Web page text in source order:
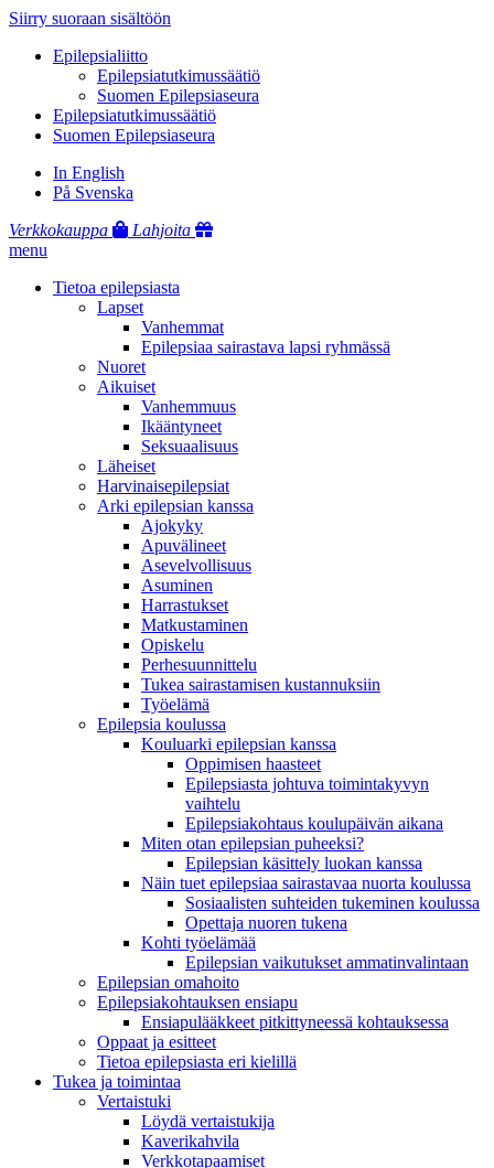
Siirry suoraan sisältöön
Epilepsialiitto
Epilepsiatutkimussäätiö
Suomen Epilepsiaseura
Epilepsiatutkimussäätiö
Suomen Epilepsiaseura
In English
På Svenska
Verkkokauppa
Lahjoita
menu
Tietoa epilepsiasta
Lapset
Vanhemmat
Epilepsiaa sairastava lapsi ryhmässä
Nuoret
Aikuiset
Vanhemmuus
Ikääntyneet
Seksuaalisuus
Läheiset
Harvinaisepilepsiat
Arki epilepsian kanssa
Ajokyky
Apuvälineet
Asevelvollisuus
Asuminen
Harrastukset
Matkustaminen
Opiskelu
Perhesuunnittelu
Tukea sairastamisen kustannuksiin
Työelämä
Epilepsia koulussa
Kouluarki epilepsian kanssa
Oppimisen haasteet
Epilepsiasta johtuva toimintakyvyn
vaihtelu
Epilepsiakohtaus koulupäivän aikana
Miten otan epilepsian puheeksi?
Epilepsian käsittely luokan kanssa
Näin tuet epilepsiaa sairastavaa nuorta koulussa
Sosiaalisten suhteiden tukeminen koulussa
Opettaja nuoren tukena
Kohti työelämää
Epilepsian vaikutukset ammatinvalintaan
Epilepsian omahoito
Epilepsiakohtauksen ensiapu
Ensiapulääkkeet pitkittyneessä kohtauksessa
Oppaat ja esitteet
Tietoa epilepsiasta eri kielillä
Tukea ja toimintaa
Vertaistuki
Löydä vertaistukija
Kaverikahvila
Verkkotapaamiset